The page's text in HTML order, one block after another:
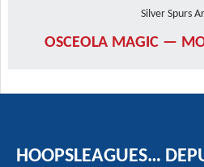
Silver Spurs
OSCEOLA MAGIC —
HOOPSLEAGUES…